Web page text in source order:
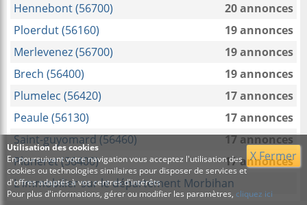
Hennebont (56700)
20 annonces
Ploerdut (56160)
19 annonces
Merlevenez (56700)
19 annonces
Brech (56400)
19 annonces
Plumelec (56420)
17 annonces
Peaule (56130)
17 annonces
Saint-guyomard (56460)
17 annonces
Pluneret (56400)
17 annonces
L'immobilier sur le département Morbihan
X Fermer
Utilisation des cookies
En poursuivant votre navigation vous acceptez l'utilisation des
cookies ou technologies similaires pour disposer de services et
d'offres adaptés à vos centres d'intérêts
Pour plus d'informations, gérer ou modifier les paramètres, cliquez ici